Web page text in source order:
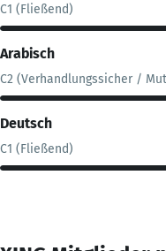
C1 (Fließend)
Arabisch
C2 (Verhandlungssicher /
Deutsch
C1 (Fließend)